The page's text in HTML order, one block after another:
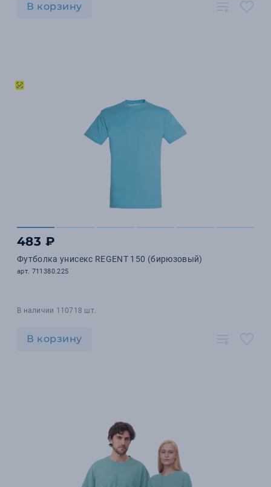
В корзину
483 ₽
Футболка унисекс REGENT 150 (бирюзовый)
арт. 711380.225
В наличии 110718 шт.
В корзину